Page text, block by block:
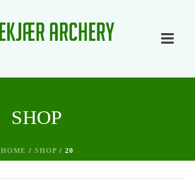
SHOP
HOME / SHOP/ 20